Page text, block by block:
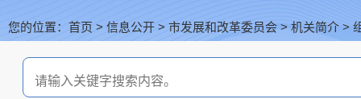
您的位置： 首页 > 信息公开 > 市发展和改革委员会 > 机关简介 >